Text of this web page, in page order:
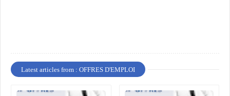
Latest articles from : OFFRES D'EMPLOI